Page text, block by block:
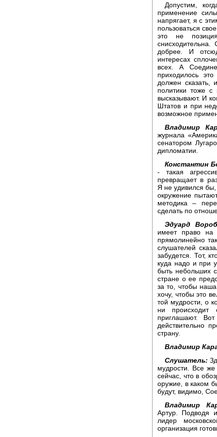
Допустим,
применение
напрягает, я с
пользоваться
это не
добрее. И
интересах
всех. А
приходилось
должен
политики тоже с
высказывают. И
Штатов и при
возможное
Владимир
журнала
сенатором
дипломатии.
Константин
- такая
превращает в
Я не удивился
окружение
методика –
сделать по
Эдуард
имеет право
прямолинейно
слушателей
забудется. Тот,
куда надо и при
быть небольших
стране о ее
за то, чтобы
хочу, чтобы это
той мудрости, о
ни
приглашают.
действительно
страну.
Владимир
Слушатель:
мудрости. Все же
сейчас, что в
оружие, в каком
будут, видимо,
Владимир
Артур. Подводя
лидер
организация